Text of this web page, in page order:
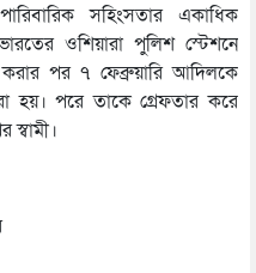
সহিংসতার একাধিক
ওশিয়ারা পুলিশ স্টেশনে
পর ৭ ফেব্রুয়ারি আদিলকে
হয়। পরে তাকে গ্রেফতার করে